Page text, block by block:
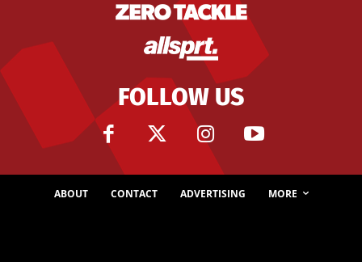
FOLLOW US
ABOUT CONTACT ADVERTISING MORE